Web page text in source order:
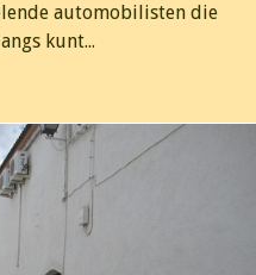
automobilisten die
kunt...